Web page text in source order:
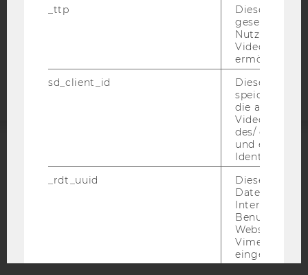
Barrierefreiheitserklärung
AMBA
_ttp
Dieser
gesetzt, um
Nutzung des
Videoplayers
ermöglichen
sd_client_id
Dieses Cookie
speichert
die aktuellen
des/ der
und einen
_rdt_uuid
Dieses
Daten über
Interaktionen
Websites, auf
Vimeo-Video
eingebettet